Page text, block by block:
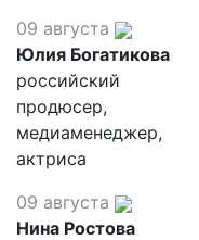
09 августа
Юлия Богатикова
российский
продюсер,
медиаменеджер,
актриса
09 августа
Нина Ростова